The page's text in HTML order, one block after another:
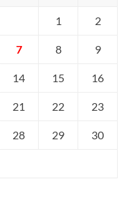
1 2
7 8 9
14 15 16
21 22 23
28 29 30